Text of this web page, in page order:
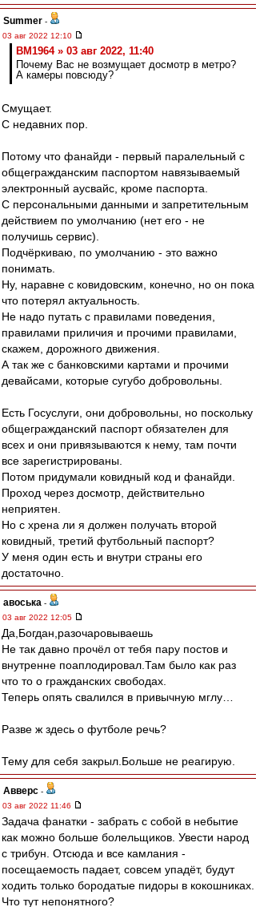
Summer -
03 авг 2022 12:10
BM1964 » 03 авг 2022, 11:40
Почему Вас не возмущает досмотр в метро?
А камеры повсюду?
Смущает.
С недавних пор.
Потому что фанайди - первый паралельный с
общегражданским паспортом навязываемый
электронный аусвайс, кроме паспорта.
С персональными данными и запретительным
действием по умолчанию (нет его - не
получишь сервис).
Подчёркиваю, по умолчанию - это важно
понимать.
Ну, наравне с ковидовским, конечно, но он пока
что потерял актуальность.
Не надо путать с правилами поведения,
правилами приличия и прочими правилами,
скажем, дорожного движения.
А так же с банковскими картами и прочими
девайсами, которые сугубо добровольны.
Есть Госуслуги, они добровольны, но поскольку
общегражданский паспорт обязателен для
всех и они привязываются к нему, там почти
все зарегистрированы.
Потом придумали ковидный код и фанайди.
Проход через досмотр, действительно
неприятен.
Но с хрена ли я должен получать второй
ковидный, третий футбольный паспорт?
У меня один есть и внутри страны его
достаточно.
авоська -
03 авг 2022 12:05
Да,Богдан,разочаровываешь
Не так давно прочёл от тебя пару постов и
внутренне поаплодировал.Там было как раз
что то о гражданских свободах.
Теперь опять свалился в привычную мглу…
Разве ж здесь о футболе речь?
Тему для себя закрыл.Больше не реагирую.
Авверс -
03 авг 2022 11:46
Задача фанатки - забрать с собой в небытие
как можно больше болельщиков. Увести народ
с трибун. Отсюда и все камлания -
посещаемость падает, совсем упадёт, будут
ходить только бородатые пидоры в кокошниках.
Что тут непонятного?